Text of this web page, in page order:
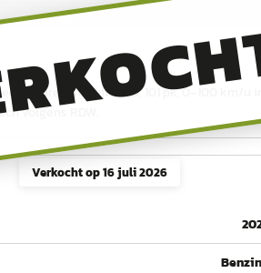
Verkocht op16 juli 2026
Allure Pack uit 2023, 101 pk, 0–100
volgens RDW.